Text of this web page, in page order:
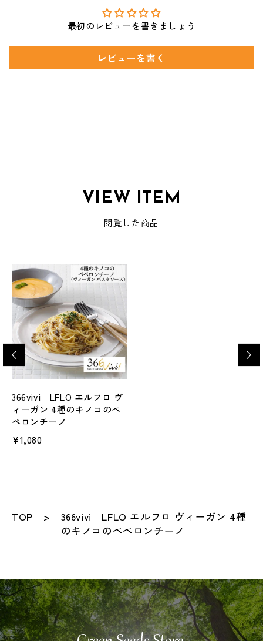
最初のレビューを書きましょう
レビューを書く
VIEW ITEM
閲覧した商品
366vivi LFLO エルフロ ヴ
ィーガン 4種のキノコのペ
ペロンチーノ
¥1,080
TOP
366vivi LFLO エルフロ ヴィーガン 4種
のキノコのペペロンチーノ